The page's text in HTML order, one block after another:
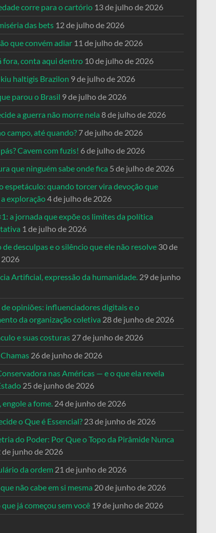
corre para o cartório 13 de julho de 2026
das bets 12 de julho de 2026
que convém adiar 11 de julho de 2026
fora, conta aqui dentro 10 de julho de 2026
haltigis Brazilon 9 de julho de 2026
parou o Brasil 9 de julho de 2026
a guerra não morre nela 8 de julho de 2026
campo, até quando? 7 de julho de 2026
Cavem com fuzis! 6 de julho de 2026
que ninguém sabe onde fica 5 de julho de 2026
espetáculo: quando torcer vira devoção que
exploração4 de julho de 2026
a jornada que expõe os limites da política
1 de julho de 2026
desculpas e o silêncio que ele não resolve 30 de
Artificial, expressão da humanidade. 29 de junho
opiniões: influenciadores digitais e o
da organização coletiva 28 de junho de 2026
e suas costuras 27 de junho de 2026
26 de junho de 2026
nas Américas — e o que ela revela
25 de junho de 2026
a fome. 24 de junho de 2026
o Que é Essencial? 23 de junho de 2026
do Poder: Por Que o Topo da Pirâmide Nunca
de junho de 2026
da ordem 21 de junho de 2026
não cabe em si mesma 20 de junho de 2026
já começou sem você 19 de junho de 2026